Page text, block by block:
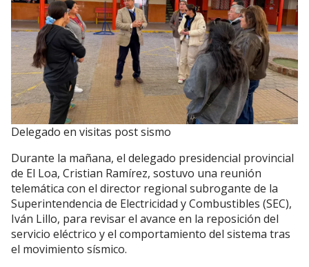
Delegado en visitas post sismo
Durante la mañana, el delegado presidencial provincial
de El Loa, Cristian Ramírez, sostuvo una reunión
telemática con el director regional subrogante de la
Superintendencia de Electricidad y Combustibles (SEC),
Iván Lillo, para revisar el avance en la reposición del
servicio eléctrico y el comportamiento del sistema tras
el movimiento sísmico.